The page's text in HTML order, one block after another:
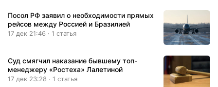
Посол РФ заявил о необходимости прямых
рейсов между Россией и Бразилией
17 дек 21:46 · 1 статья
Суд смягчил наказание бывшему топ-
менеджеру «Ростеха» Лалетиной
17 дек 23:28 · 1 статья